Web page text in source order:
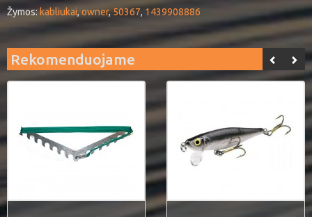
Žymos:kabliukai, owner,50367, 1439908886
Rekomenduojame